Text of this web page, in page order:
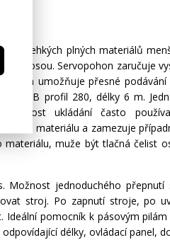
a lehkých plných materiálů
osou. Servopohon zaručuje
umožňuje přesné
HEB profil 280, délky 6 m.
ukládání často
materiálu a zamezuje
muže být tlačná čelist
Možnost jednoduchého
stroj. Po zapnutí stroje, po
pomocník k pásovým pilám
délky, ovládací panel,